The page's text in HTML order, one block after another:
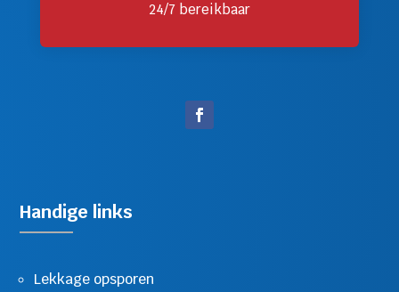
24/7 bereikbaar
Handige links
Lekkage opsporen